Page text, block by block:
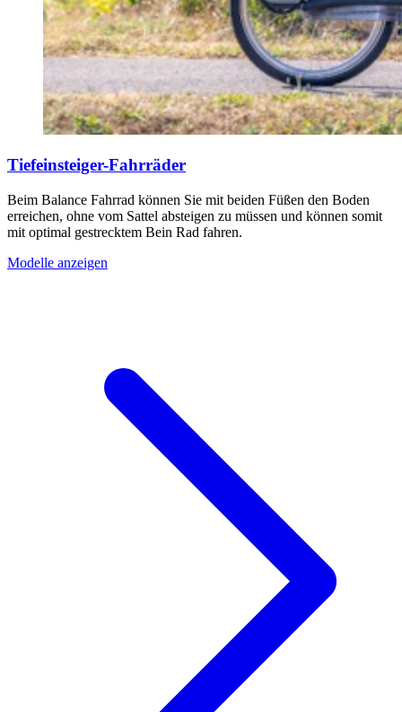
Tiefeinsteiger-Fahrräder
Beim Balance Fahrrad können Sie mit beiden Füßen den Boden
erreichen, ohne vom Sattel absteigen zu müssen und können somit
mit optimal gestrecktem Bein Rad fahren.
Modelle anzeigen